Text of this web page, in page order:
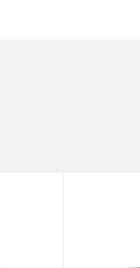
Anti-spam zaštita -